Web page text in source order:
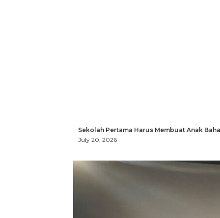
Sekolah Pertama Harus Membuat Anak
July 20, 2026